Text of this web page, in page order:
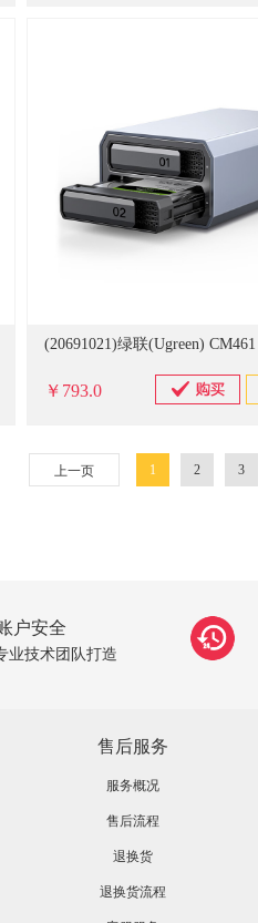
￥793.0
上一页 1 2 3
户安全
业技术团队打造
售后服务
服务概况
售后流程
退换货
退换货流程